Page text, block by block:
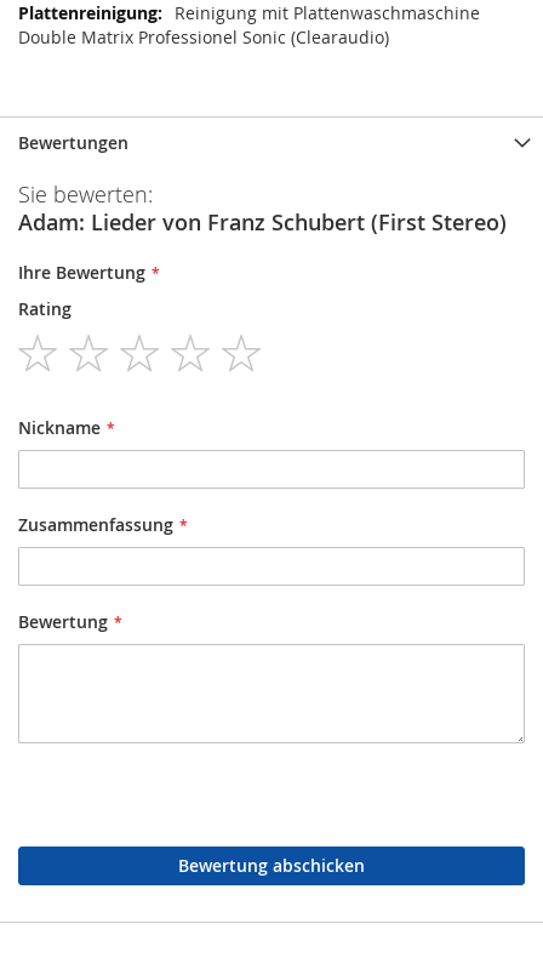
Reinigung mit Plattenwaschmaschine
Double Matrix Professionel Sonic (Clearaudio)
Bewertungen
Sie bewerten:
Adam: Lieder von Franz Schubert (First Stereo)
Ihre Bewertung
Rating
1
star
2
stars
3
stars
4
stars
Nickname
Zusammenfassung
Bewertung
Bewertung abschicken